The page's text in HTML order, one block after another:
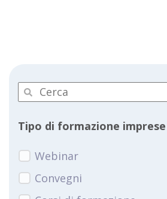
Tipo di formazione imprese
Webinar
Convegni